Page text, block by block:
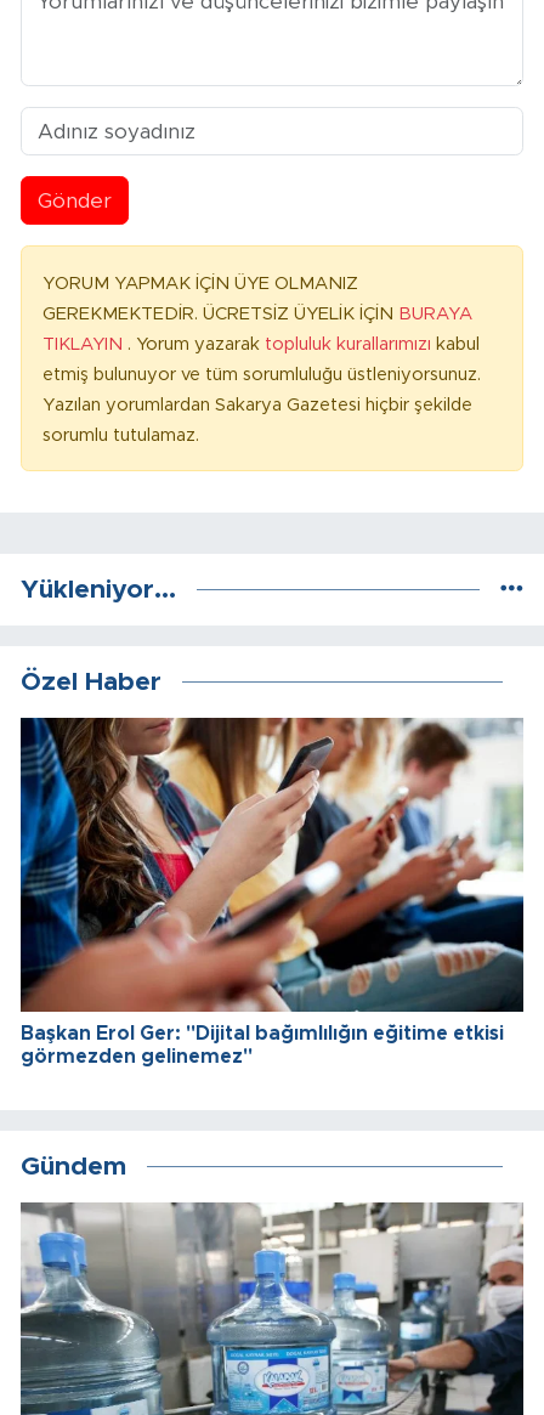
Gönder
YORUM YAPMAK İÇİN ÜYE OLMANIZ
GEREKMEKTEDİR. ÜCRETSİZ ÜYELİK İÇİN BURAYA
TIKLAYIN . Yorum yazarak topluluk kurallarımızı kabul
etmiş bulunuyor ve tüm sorumluluğu üstleniyorsunuz.
Yazılan yorumlardan Sakarya Gazetesi hiçbir şekilde
sorumlu tutulamaz.
Yükleniyor...
Özel Haber
Başkan Erol Ger: "Dijital bağımlılığın eğitime etkisi
görmezden gelinemez"
Gündem